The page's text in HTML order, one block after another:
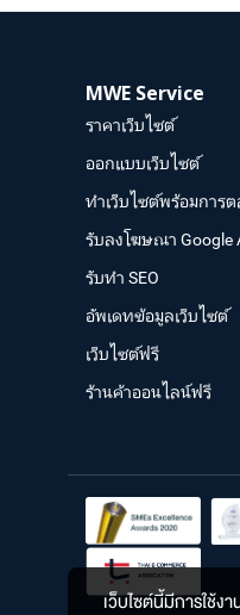
MWE Service
ราคาเว็บไซต์
ออกแบบเว็บไซต์
ทำเว็บไซต์พร้อมการต
รับลงโฆษณา Google
รับทำ SEO
อัพเดทข้อมูลเว็บไซต์
เว็บไซต์ฟรี
ร้านค้าออนไลน์ฟรี
เว็บไซต์นี้มีการใช้